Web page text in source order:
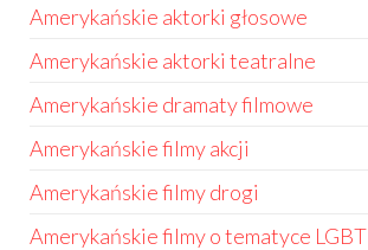
Amerykańskie aktorki głosowe
Amerykańskie aktorki teatralne
Amerykańskie dramaty filmowe
Amerykańskie filmy akcji
Amerykańskie filmy drogi
Amerykańskie filmy o tematyce LGBT